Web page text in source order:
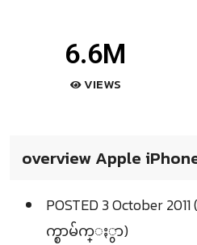
6.6M
VIEWS
overview Apple
POSTED 3 October
က္စာမ်က္ႏွာ)